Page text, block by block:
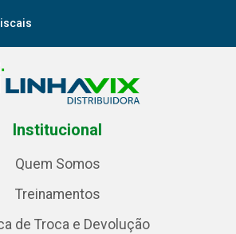
Institucional
Quem Somos
Treinamentos
de Troca e Devolução